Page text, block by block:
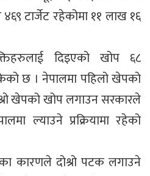
टार्जेट रहेकोमा ११ लाख १६
दिइएको खोप ६८
छ । नेपालमा पहिलो खेपको
खेपको खोप लगाउन सरकारले
ल्याउने प्रक्रियामा रहेको
कारणले दोश्रो पटक लगाउने